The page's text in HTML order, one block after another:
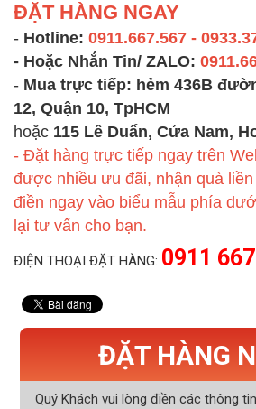
ĐẶT HÀNG NGAY
- Hotline: 0911.667.567 -
- Hoặc Nhắn Tin/ ZALO:
- Mua trực tiếp: hẻm 436B
12, Quận 10, TpHCM
hoặc 115 Lê Duẩn, Cửa Nam,
- Đặt hàng trực tiếp ngay trên
được nhiều ưu đãi, nhận quà
điền ngay vào biểu mẫu phía
lại tư vấn cho bạn.
ĐIỆN THOẠI ĐẶT HÀNG: 0911
ĐẶT HÀNG
Quý Khách vui lòng điền các thông